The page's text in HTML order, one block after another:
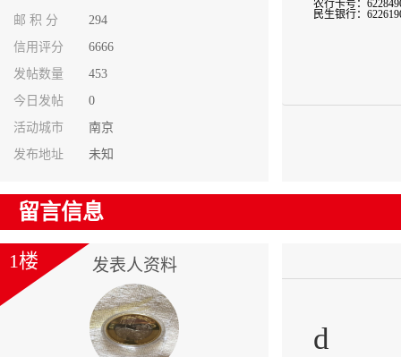
邮 积 分
294
信用评分
6666
发帖数量
453
今日发帖
0
活动城市
南京
发布地址
未知
农行卡号：
民生银行：
留言信息
发表人资料
1楼
d